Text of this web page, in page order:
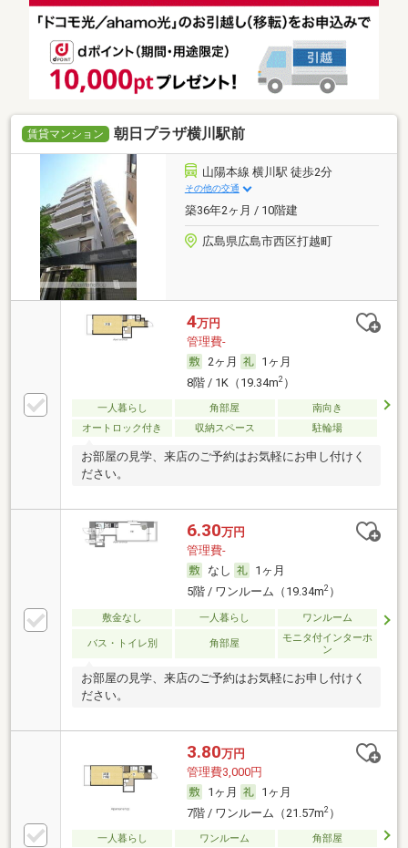
賃貸マンション 朝日プラザ横川駅前
山陽本線 横川駅 徒歩2分
その他の交通
築36年2ヶ月 / 10階建
広島県広島市西区打越町
4万円
管理費-
2ヶ月
1ヶ月
8階 / 1K（19.34m2）
一人暮らし 角部屋
南向き
オートロック付き
収納スペース 駐輪場
お部屋の見学、来店のご予約はお気軽にお申し付けく
ださい。
6.30万円
管理費-
なし
1ヶ月
5階 / ワンルーム（19.34m2）
敷金なし 一人暮らし ワンルーム
バス・トイレ別 角部屋
モニタ付インターホ
ン
お部屋の見学、来店のご予約はお気軽にお申し付けく
ださい。
3.80万円
管理費3,000円
1ヶ月
1ヶ月
7階 / ワンルーム（21.57m2）
一人暮らし ワンルーム
角部屋